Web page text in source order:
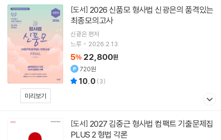
미리보기
[도서]
최종모의고사
신광은 편저
느루
2026.2.13.
5% 22,800원
720원
10.0 (3)
[도서]
PLUS 2 형법 각론